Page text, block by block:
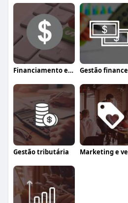
Financiamento e crédito Gestão
Gestão tributária